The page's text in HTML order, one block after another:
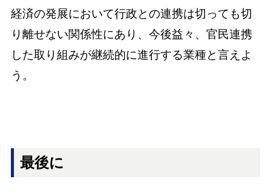
経済の発展において行政との連携は切っても切
り離せない関係性にあり、今後益々、官民連携
した取り組みが継続的に進行する業種と言えよ
う。
最後に